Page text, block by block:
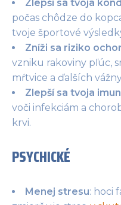
Zlepší sa tvoja
počas chôdze do
tvoje športové
Zníži sa riziko
vzniku rakoviny pľúc,
mŕtvice a ďalších
Zlepší sa tvoja
voči infekciám a
krvi.
PSYCHICKÉ
Menej stresu: hoci